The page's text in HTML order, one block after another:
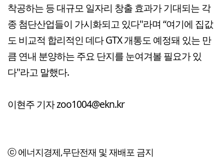
착공하는 등 대규모 일자리 창출 효과가 기대되는 각
종 첨단산업들이 가시화되고 있다"라며 “여기에 집값
도 비교적 합리적인 데다 GTX 개통도 예정돼 있는 만
큼 연내 분양하는 주요 단지를 눈여겨볼 필요가 있
다"라고 말했다.
이현주 기자 zoo1004@ekn.kr
ⓒ 에너지경제,무단전재 및 재배포 금지